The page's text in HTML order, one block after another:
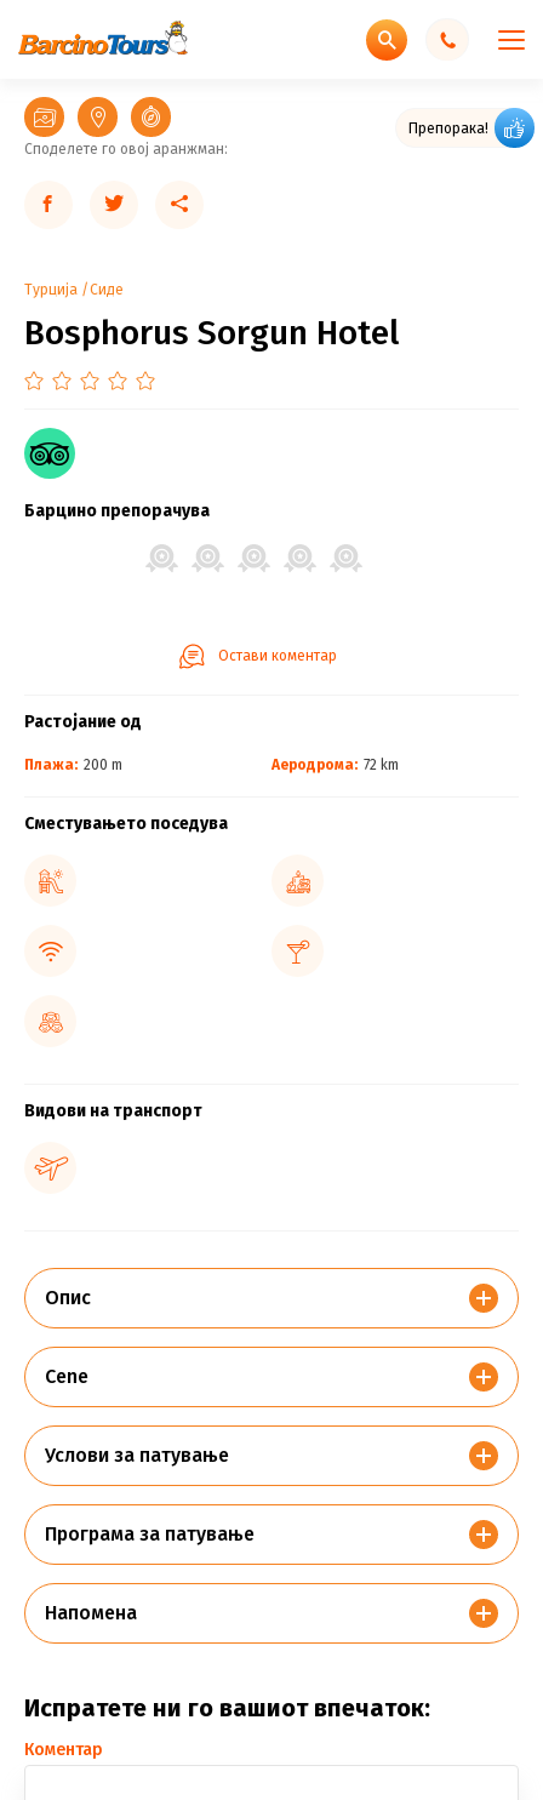
Препорака!
Споделете го овој аранжман:
Турција Сиде
Bosphorus Sorgun Hotel
Барцино препорачува
Остави коментар
Растојание од
Плажа: 200 m Аеродрома: 72 km
Сместувањето поседува
Видови на транспорт
Опис
Cene
Услови за патување
Програма за патување
Напомена
Испратете ни го вашиот впечаток:
Коментар